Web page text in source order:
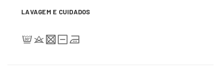
LAVAGEM E CUIDADOS